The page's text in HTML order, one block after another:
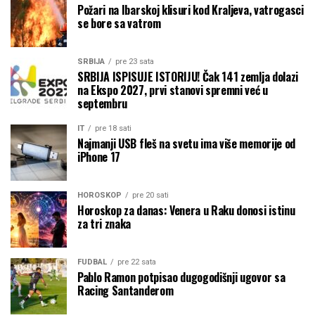
Požari na Ibarskoj klisuri kod Kraljeva, vatrogasci
se bore sa vatrom
SRBIJA pre 23 sata
SRBIJA ISPISUJE ISTORIJU! Čak 141 zemlja dolazi
na Ekspo 2027, prvi stanovi spremni već u
septembru
IT pre 18 sati
Najmanji USB fleš na svetu ima više memorije od
iPhone 17
HOROSKOP pre 20 sati
Horoskop za danas: Venera u Raku donosi istinu
za tri znaka
FUDBAL pre 22 sata
Pablo Ramon potpisao dugogodišnji ugovor sa
Racing Santanderom